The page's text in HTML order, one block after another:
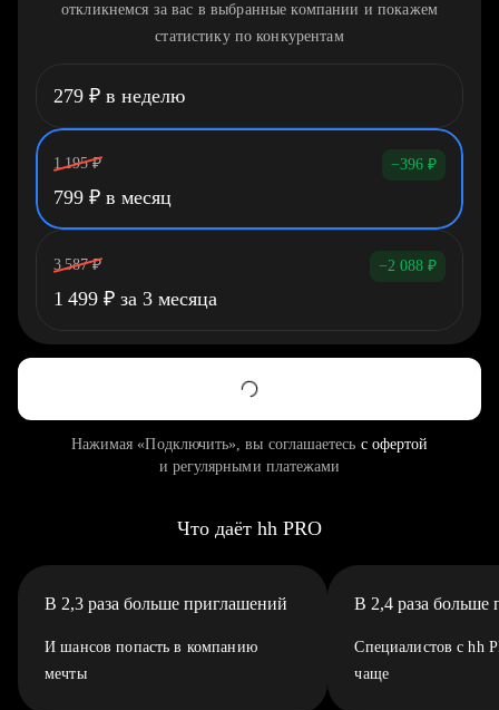
откликнемся за вас в выбранные компании и покажем
статистику по конкурентам
279 ₽ в неделю
1 195 ₽ −396 ₽
799 ₽ в месяц
3 587 ₽ −2 088 ₽
1 499 ₽ за 3 месяца
Нажимая «Подключить», вы соглашаетесь с офертой
и регулярными платежами
Что даёт hh PRO
В 2,3 раза больше приглашений
И шансов попасть в компанию
мечты
В 2,4 раза больше
Специалистов с hh
чаще